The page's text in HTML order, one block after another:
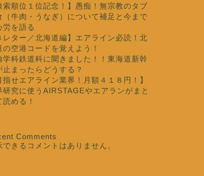
索順位１位記念！】愚痴！無宗教のタブ
（牛肉・うなぎ）について補足と今まで
労を語る
レター／北海道編】エアライン必読！北
の空港コードを覚えよう！
学科鉄道科に聞きました！！東海道新幹
止まったらどうする？
指せエアライン業界！月額４１８円！】
研究に使うAIRSTAGEやエアランがまと
読める！
Comments
できるコメントはありません。